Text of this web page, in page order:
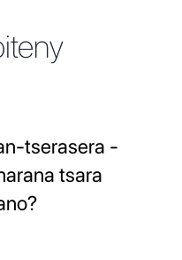
tserasera -
tsara